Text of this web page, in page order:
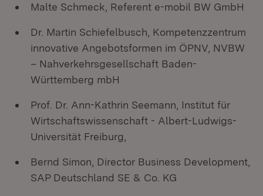
Malte Schmeck, Referent e-mobil BW GmbH
Dr. Martin Schiefelbusch, Kompetenzzentrum
innovative Angebotsformen im ÖPNV, NVBW
– Nahverkehrsgesellschaft Baden-
Württemberg mbH
Prof. Dr. Ann-Kathrin Seemann, Institut für
Wirtschaftswissenschaft - Albert-Ludwigs-
Universität Freiburg,
Bernd Simon, Director Business Development,
SAP Deutschland SE & Co. KG